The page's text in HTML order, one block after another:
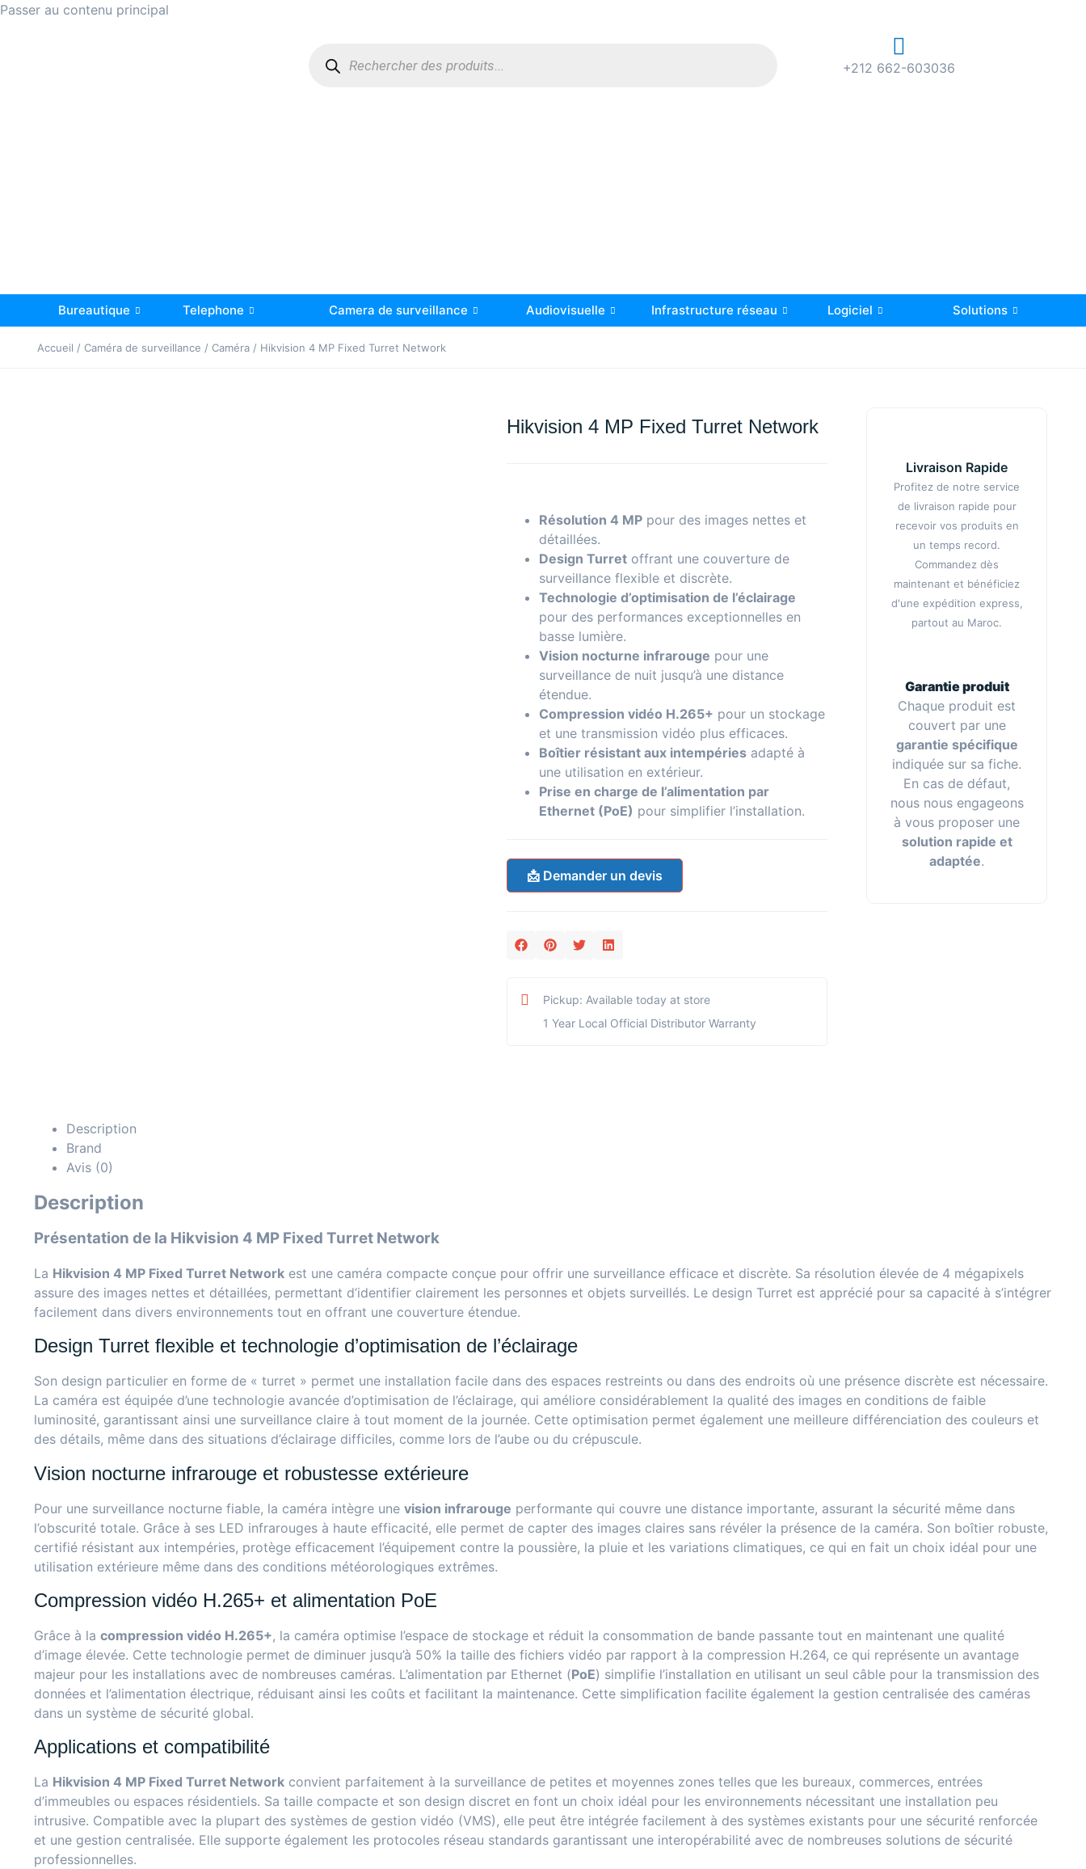
Passer au contenu principal
+212 662-603036
Bureautique Telephone Camera de surveillance Audiovisuelle Infrastructure réseau Logiciel Solutions
Accueil / Caméra de surveillance / Caméra / Hikvision 4 MP Fixed Turret Network
Hikvision 4 MP Fixed Turret Network
Résolution 4 MP pour des images nettes et
détaillées.
Design Turret offrant une couverture de
surveillance flexible et discrète.
Technologie d’optimisation de l’éclairage
pour des performances exceptionnelles en
basse lumière.
Vision nocturne infrarouge pour une
surveillance de nuit jusqu’à une distance
étendue.
Compression vidéo H.265+ pour un stockage
et une transmission vidéo plus efficaces.
Boîtier résistant aux intempéries adapté à
une utilisation en extérieur.
Prise en charge de l’alimentation par
Ethernet (PoE) pour simplifier l’installation.
📩 Demander un devis
Pickup: Available today at store
1 Year Local Official Distributor Warranty
Livraison Rapide
Profitez de notre service
de livraison rapide pour
recevoir vos produits en
un temps record.
Commandez dès
maintenant et bénéficiez
d'une expédition express,
partout au Maroc.
Garantie produit
Chaque produit est
couvert par une
garantie spécifique
indiquée sur sa fiche.
En cas de défaut,
nous nous engageons
à vous proposer une
solution rapide et
adaptée.
Description
Brand
Avis (0)
Description
Présentation de la Hikvision 4 MP Fixed Turret Network
La Hikvision 4 MP Fixed Turret Network est une caméra compacte conçue pour offrir une surveillance efficace et discrète. Sa résolution élevée de 4 mégapixels
assure des images nettes et détaillées, permettant d’identifier clairement les personnes et objets surveillés. Le design Turret est apprécié pour sa capacité à s’intégrer
facilement dans divers environnements tout en offrant une couverture étendue.
Design Turret flexible et technologie d’optimisation de l’éclairage
Son design particulier en forme de « turret » permet une installation facile dans des espaces restreints ou dans des endroits où une présence discrète est nécessaire.
La caméra est équipée d’une technologie avancée d’optimisation de l’éclairage, qui améliore considérablement la qualité des images en conditions de faible
luminosité, garantissant ainsi une surveillance claire à tout moment de la journée. Cette optimisation permet également une meilleure différenciation des couleurs et
des détails, même dans des situations d’éclairage difficiles, comme lors de l’aube ou du crépuscule.
Vision nocturne infrarouge et robustesse extérieure
Pour une surveillance nocturne fiable, la caméra intègre une vision infrarouge performante qui couvre une distance importante, assurant la sécurité même dans
l’obscurité totale. Grâce à ses LED infrarouges à haute efficacité, elle permet de capter des images claires sans révéler la présence de la caméra. Son boîtier robuste,
certifié résistant aux intempéries, protège efficacement l’équipement contre la poussière, la pluie et les variations climatiques, ce qui en fait un choix idéal pour une
utilisation extérieure même dans des conditions météorologiques extrêmes.
Compression vidéo H.265+ et alimentation PoE
Grâce à la compression vidéo H.265+, la caméra optimise l’espace de stockage et réduit la consommation de bande passante tout en maintenant une qualité
d’image élevée. Cette technologie permet de diminuer jusqu’à 50% la taille des fichiers vidéo par rapport à la compression H.264, ce qui représente un avantage
majeur pour les installations avec de nombreuses caméras. L’alimentation par Ethernet (PoE) simplifie l’installation en utilisant un seul câble pour la transmission des
données et l’alimentation électrique, réduisant ainsi les coûts et facilitant la maintenance. Cette simplification facilite également la gestion centralisée des caméras
dans un système de sécurité global.
Applications et compatibilité
La Hikvision 4 MP Fixed Turret Network convient parfaitement à la surveillance de petites et moyennes zones telles que les bureaux, commerces, entrées
d’immeubles ou espaces résidentiels. Sa taille compacte et son design discret en font un choix idéal pour les environnements nécessitant une installation peu
intrusive. Compatible avec la plupart des systèmes de gestion vidéo (VMS), elle peut être intégrée facilement à des systèmes existants pour une sécurité renforcée
et une gestion centralisée. Elle supporte également les protocoles réseau standards garantissant une interopérabilité avec de nombreuses solutions de sécurité
professionnelles.